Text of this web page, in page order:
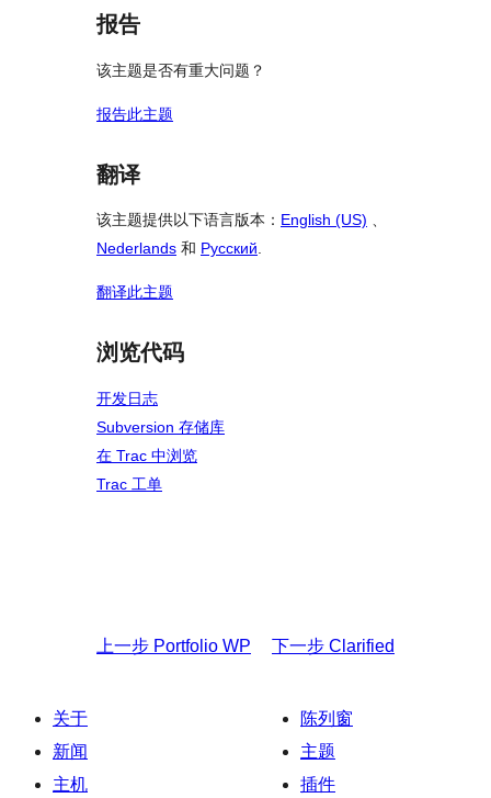
报告
该主题是否有重大问题？
报告此主题
翻译
该主题提供以下语言版本： English (US) 、
Nederlands 和 Русский.
翻译此主题
浏览代码
开发日志
Subversion 存储库
在 Trac 中浏览
Trac 工单
上一步 Portfolio WP 下一步 Clarified
关于
新闻
主机
陈列窗
主题
插件